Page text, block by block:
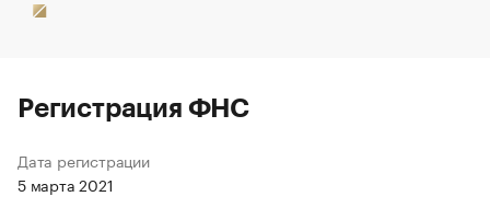
Регистрация ФНС
Дата регистрации
5 марта 2021